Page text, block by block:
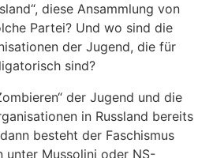
diese Ansammlung von
Partei? Und wo sind die
der Jugend, die für
sind?
der Jugend und die
in Russland bereits
besteht der Faschismus
unter Mussolini oder NS-